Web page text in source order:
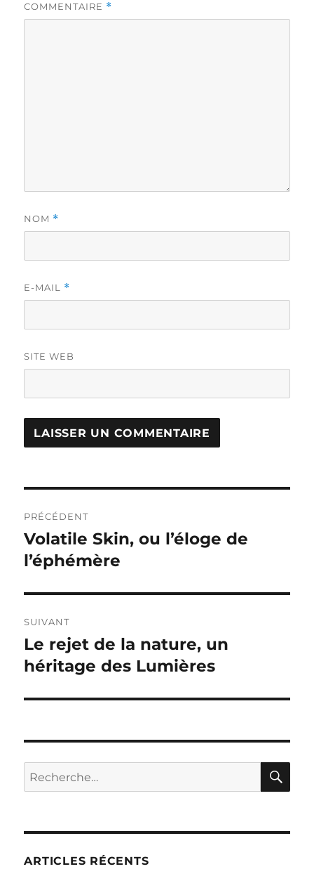
COMMENTAIRE *
NOM *
E-MAIL *
SITE WEB
de
l’article
PRÉCÉDENT
Publication
précédente :
Volatile Skin, ou l’éloge de
l’éphémère
SUIVANT
Publication
suivante :
Le rejet de la nature, un
héritage des Lumières
Recherche
pour :
ARTICLES RÉCENTS